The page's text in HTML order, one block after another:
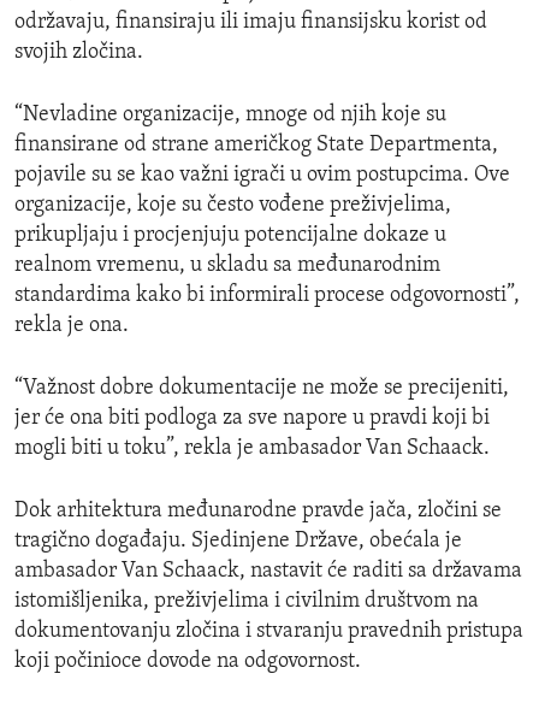
održavaju, finansiraju ili imaju finansijsku korist od
svojih zločina.
“Nevladine organizacije, mnoge od njih koje su
finansirane od strane američkog State Departmenta,
pojavile su se kao važni igrači u ovim postupcima. Ove
organizacije, koje su često vođene preživjelima,
prikupljaju i procjenjuju potencijalne dokaze u
realnom vremenu, u skladu sa međunarodnim
standardima kako bi informirali procese odgovornosti”,
rekla je ona.
“Važnost dobre dokumentacije ne može se precijeniti,
jer će ona biti podloga za sve napore u pravdi koji bi
mogli biti u toku”, rekla je ambasador Van Schaack.
Dok arhitektura međunarodne pravde jača, zločini se
tragično događaju. Sjedinjene Države, obećala je
ambasador Van Schaack, nastavit će raditi sa državama
istomišljenika, preživjelima i civilnim društvom na
dokumentovanju zločina i stvaranju pravednih pristupa
koji počinioce dovode na odgovornost.